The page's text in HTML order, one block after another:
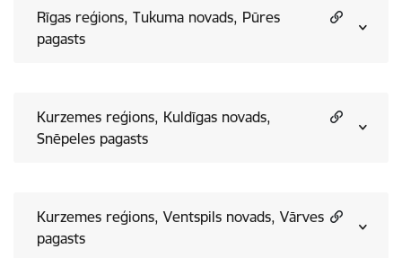
Rīgas reģions, Tukuma novads, Pūres
pagasts
Kurzemes reģions, Kuldīgas novads,
Snēpeles pagasts
Kurzemes reģions, Ventspils novads, Vārves
pagasts